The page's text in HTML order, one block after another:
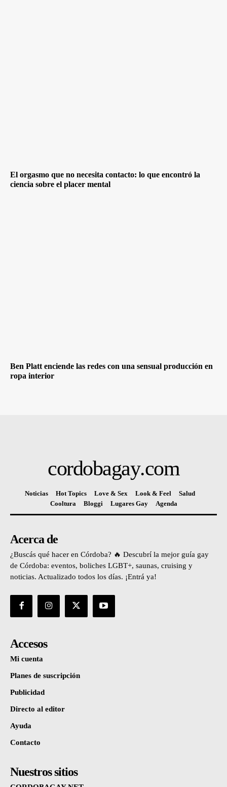
El orgasmo que no necesita contacto: lo que encontró la
ciencia sobre el placer mental
Ben Platt enciende las redes con una sensual producción en
ropa interior
cordobagay.com
Noticias Hot Topics Love & Sex Look & Feel
Salud
Cooltura
Bloggi Lugares Gay Agenda
Acerca de
¿Buscás qué hacer en Córdoba? 🔥 Descubrí la mejor guía gay
de Córdoba: eventos, boliches LGBT+, saunas, cruising y
noticias. Actualizado todos los días. ¡Entrá ya!
Accesos
Mi cuenta
Planes de suscripción
Publicidad
Directo al editor
Ayuda
Contacto
Nuestros sitios